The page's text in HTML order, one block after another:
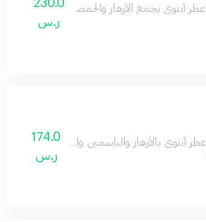
عطر أنثوي يجمع الأزهار والحمضيات مع المسك
230.0
ر.س
عطر أنثوي بالأزهار والياسمين والباتشولي
174.0
ر.س